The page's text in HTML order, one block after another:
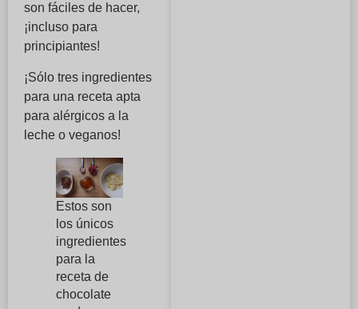
son fáciles de hacer,
¡incluso para
principiantes!
¡Sólo tres ingredientes
para una receta apta
para alérgicos a la
leche o veganos!
Estos son
los únicos
ingredientes
para la
receta de
chocolate